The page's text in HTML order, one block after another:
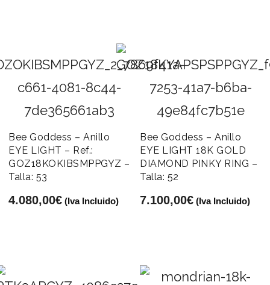
Bee Goddess – Anillo
EYE LIGHT – Ref.:
GOZ18KOKIBSMPPGYZ –
Talla: 53
4.080,00€ (Iva Incluido)
Bee Goddess – Anillo
EYE LIGHT 18K GOLD
DIAMOND PINKY RING –
Talla: 52
7.100,00€ (Iva Incluido)